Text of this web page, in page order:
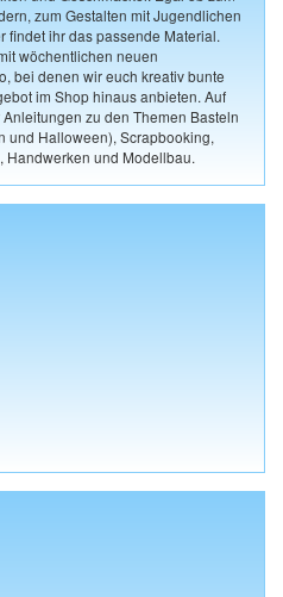
zum Gestalten mit Jugendlichen
findet ihr das passende Material.
wöchentlichen neuen
bei denen wir euch kreativ bunte
im Shop hinaus anbieten. Auf
zu den Themen Basteln
und Halloween), Scrapbooking,
Handwerken und Modellbau.